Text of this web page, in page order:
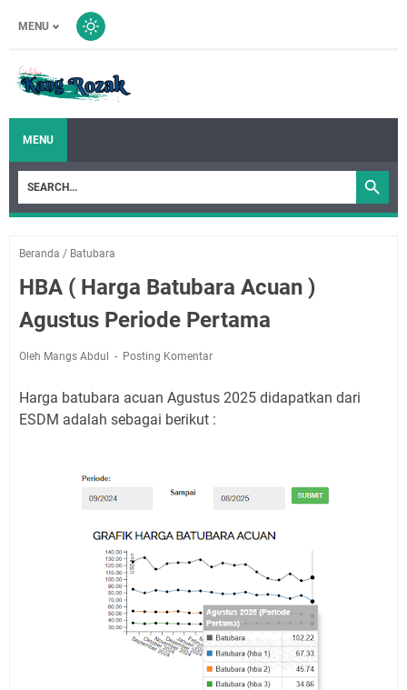
MENU
MENU
Beranda / Batubara
HBA ( Harga Batubara Acuan )
Agustus Periode Pertama
Oleh Mangs Abdul Posting Komentar
Harga batubara acuan Agustus 2025 didapatkan dari
ESDM adalah sebagai berikut :